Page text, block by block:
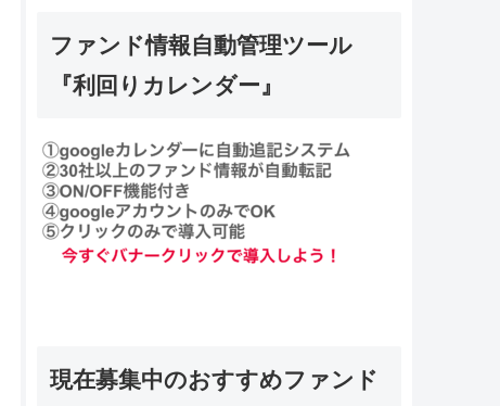
ファンド情報自動管理ツール
『利回りカレンダー』
現在募集中のおすすめファンド